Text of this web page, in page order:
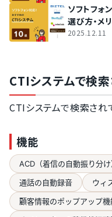
ソフトフォ
選び方・メ
2025.12.11
CTIシステムで検
CTIシステムで検索され
機能
ACD（着信の自動振り分
通話の自動録音
ウィ
顧客情報のポップアップ機